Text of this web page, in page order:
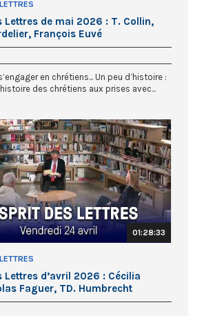
Lettres de mai 2026 : T. Collin,
François Euvé
en chrétiens... Un peu d’histoire :
des chrétiens aux prises avec...
01:28:33
Lettres d’avril 2026 : Cécilia
Faguer, TD. Humbrecht